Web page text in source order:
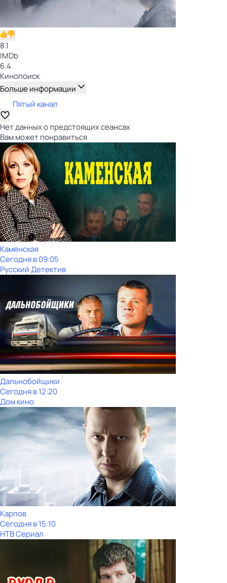
8.1
IMDb
6.4
Кинопоиск
Больше информации
Пятый канал
Нет данных о предстоящих сеансах
Вам может понравиться
Каменская
Сегодня в 09:05
Русский Детектив
Дальнобойщики
Сегодня в 12:20
Дом кино
Карпов
Сегодня в 15:10
НТВ Сериал